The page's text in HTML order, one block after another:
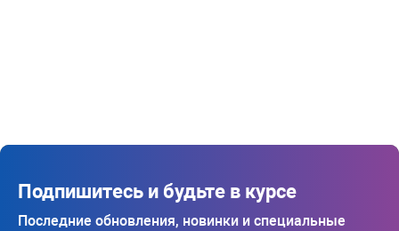
Подпишитесь и будьте в курсе
Последние обновления, новинки и специальные